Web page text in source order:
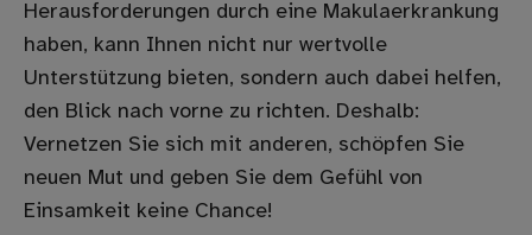
Herausforderungen durch eine Makulaerkrankung
haben, kann Ihnen nicht nur wertvolle
Unterstützung bieten, sondern auch dabei helfen,
den Blick nach vorne zu richten. Deshalb:
Vernetzen Sie sich mit anderen, schöpfen Sie
neuen Mut und geben Sie dem Gefühl von
Einsamkeit keine Chance!